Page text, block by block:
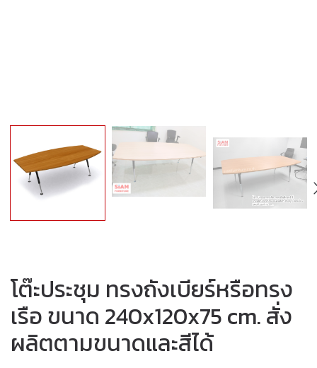
โต๊ะประชุม ทรงถังเบียร์หรือทรง
เรือ ขนาด 240x120x75 cm. สั่ง
ผลิตตามขนาดและสีได้